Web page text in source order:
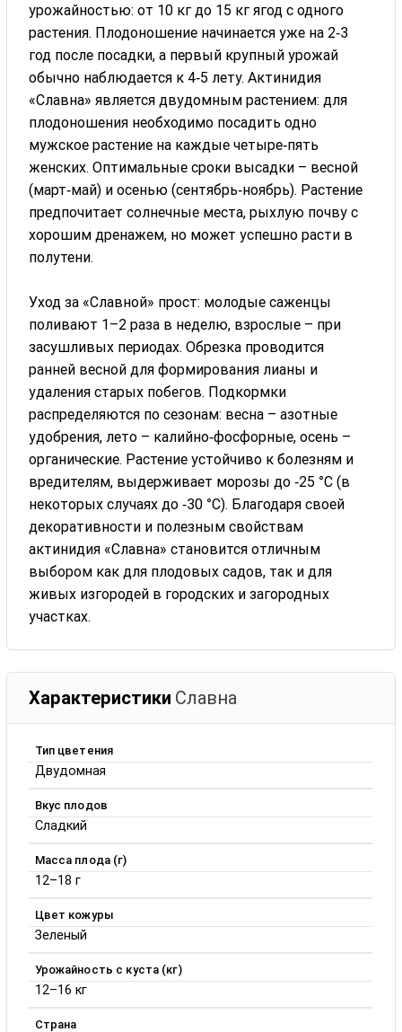
урожайностью: от 10 кг до 15 кг ягод с одного
растения. Плодоношение начинается уже на 2‑3
год после посадки, а первый крупный урожай
обычно наблюдается к 4‑5 лету. Актинидия
«Славна» является двудомным растением: для
плодоношения необходимо посадить одно
мужское растение на каждые четыре‑пять
женских. Оптимальные сроки высадки – весной
(март‑май) и осенью (сентябрь‑ноябрь). Растение
предпочитает солнечные места, рыхлую почву с
хорошим дренажем, но может успешно расти в
полутени.
Уход за «Славной» прост: молодые саженцы
поливают 1–2 раза в неделю, взрослые – при
засушливых периодах. Обрезка проводится
ранней весной для формирования лианы и
удаления старых побегов. Подкормки
распределяются по сезонам: весна – азотные
удобрения, лето – калийно‑фосфорные, осень –
органические. Растение устойчиво к болезням и
вредителям, выдерживает морозы до ‑25 °C (в
некоторых случаях до ‑30 °C). Благодаря своей
декоративности и полезным свойствам
актинидия «Славна» становится отличным
выбором как для плодовых садов, так и для
живых изгородей в городских и загородных
участках.
Характеристики Славна
Тип цветения
Двудомная
Вкус плодов
Сладкий
Масса плода (г)
12–18 г
Цвет кожуры
Зеленый
Урожайность с куста (кг)
12–16 кг
Страна